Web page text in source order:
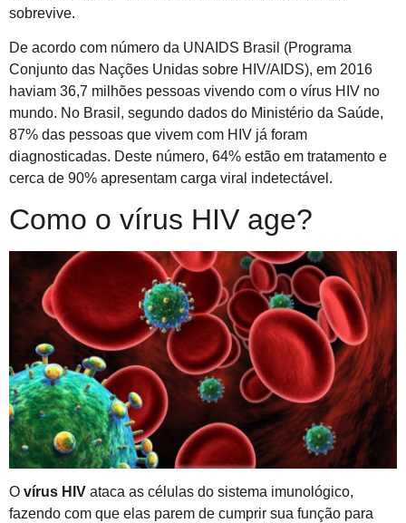
sobrevive.
De acordo com número da UNAIDS Brasil (Programa
Conjunto das Nações Unidas sobre HIV/AIDS), em 2016
haviam 36,7 milhões pessoas vivendo com o vírus HIV no
mundo. No Brasil, segundo dados do Ministério da Saúde,
87% das pessoas que vivem com HIV já foram
diagnosticadas. Deste número, 64% estão em tratamento e
cerca de 90% apresentam carga viral indetectável.
Como o vírus HIV age?
O vírus HIV ataca as células do sistema imunológico,
fazendo com que elas parem de cumprir sua função para